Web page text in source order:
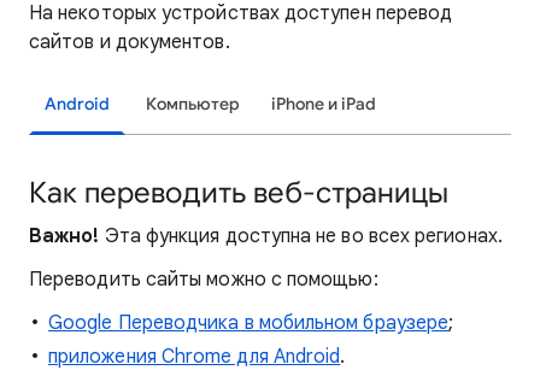
На некоторых устройствах доступен перевод
сайтов и документов.
Android Компьютер iPhone и iPad
Как переводить веб-страницы
Важно! Эта функция доступна не во всех регионах.
Переводить сайты можно с помощью:
Google Переводчика в мобильном браузере;
приложения Chrome для Android.